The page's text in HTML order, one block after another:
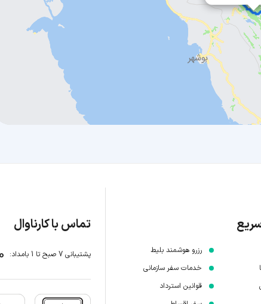
رزرو هوشمند بلیط
خدمات سفر سازمانی
قوانین استرداد
تماس با کارناوال
پشتیبانی 7 صبح تا 1 بامداد: